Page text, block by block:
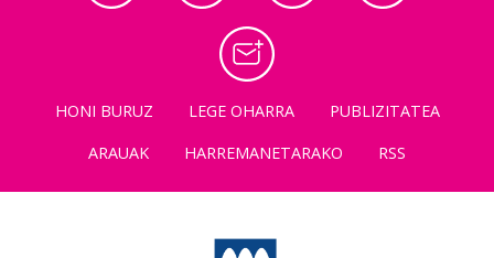
HONI BURUZ LEGE OHARRA
PUBLIZITATEA
ARAUAK
HARREMANETARAKO RSS